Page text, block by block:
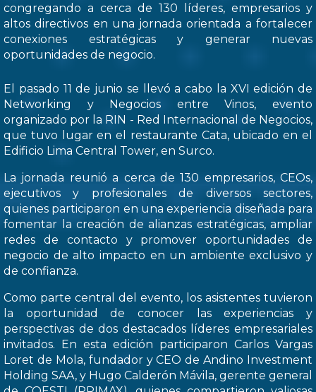
congregando a cerca de 130 líderes, empresarios y
altos directivos en una jornada orientada a fortalecer
conexiones estratégicas y generar nuevas
oportunidades de negocio.
El pasado 11 de junio se llevó a cabo la XVI edición de
Networking y Negocios entre Vinos, evento
organizado por la RIN - Red Internacional de Negocios,
que tuvo lugar en el restaurante Cata, ubicado en el
Edificio Lima Central Tower, en Surco.
La jornada reunió a cerca de 130 empresarios, CEOs,
ejecutivos y profesionales de diversos sectores,
quienes participaron en una experiencia diseñada para
fomentar la creación de alianzas estratégicas, ampliar
redes de contacto y promover oportunidades de
negocio de alto impacto en un ambiente exclusivo y
de confianza.
Como parte central del evento, los asistentes tuvieron
la oportunidad de conocer las experiencias y
perspectivas de dos destacados líderes empresariales
invitados. En esta edición participaron Carlos Vargas
Loret de Mola, fundador y CEO de Andino Investment
Holding SAA, y Hugo Calderón Mávila, gerente general